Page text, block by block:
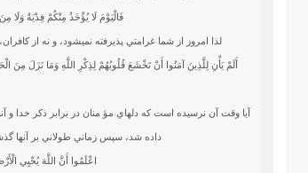
فَالْيَوْمَ لَا يُؤْخَذُ مِنْكُمْ فِدْيَةٌ وَلَا
لذا امروز از شما غرامتي پذيرفته نمي‏شود، و نه از
أَلَمْ يَأْنِ لِلَّذِينَ آمَنُوا أَنْ تَخْشَعَ قُلُوبُهُمْ لِذِكْرِ اللَّهِ وَمَا نَزَلَ مِنَ
آيا وقت آن نرسيده است كه دلهاي مؤ منان در برابر ذكر خدا و
داده شد، سپس زماني طولاني بر آنها گذشت
اعْلَمُوا أَنَّ اللَّهَ يُحْيِي